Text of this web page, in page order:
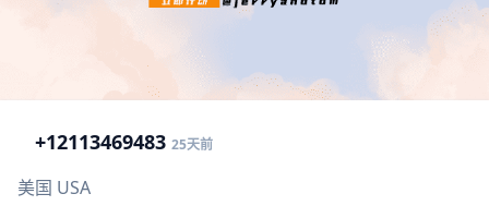
+12113469483 25天前
美国 USA